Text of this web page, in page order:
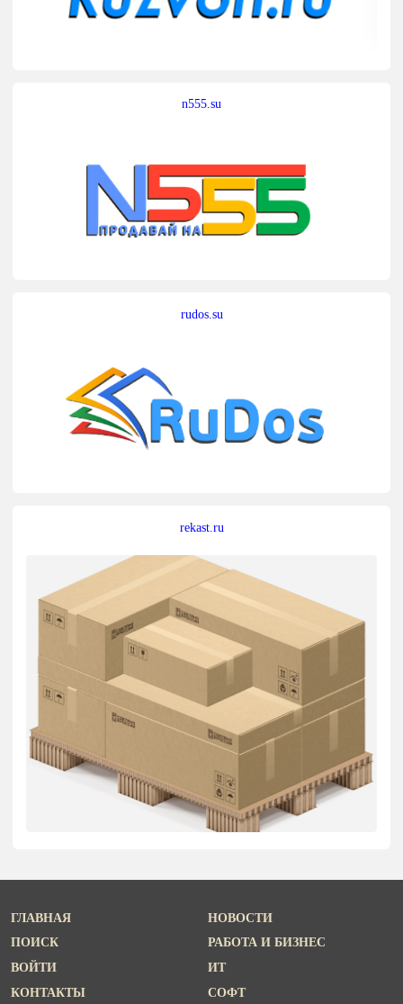
n555.su
rudos.su
rekast.ru
ГЛАВНАЯ
ПОИСК
ВОЙТИ
КОНТАКТЫ
НОВОСТИ
РАБОТА И БИЗНЕС
ИТ
СОФТ